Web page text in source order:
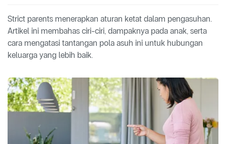
Strict parents menerapkan aturan ketat dalam pengasuhan.
Artikel ini membahas ciri-ciri, dampaknya pada anak, serta
cara mengatasi tantangan pola asuh ini untuk hubungan
keluarga yang lebih baik.